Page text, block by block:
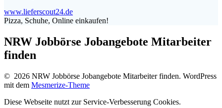
www.lieferscout24.de
Pizza, Schuhe, Online einkaufen!
NRW Jobbörse Jobangebote Mitarbeiter
finden
© 2026 NRW Jobbörse Jobangebote Mitarbeiter finden. WordPress
mit dem Mesmerize-Theme
Diese Webseite nutzt zur Service-Verbesserung Cookies.